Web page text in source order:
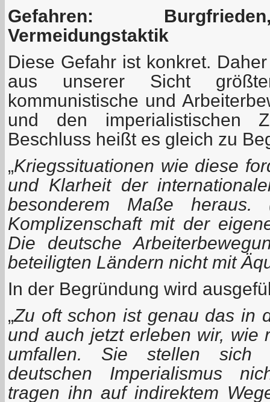
Gefahren:
Vermeidungstaktik
Diese Gefahr ist konkret.
aus unserer Sicht
kommunistische und
und den imperialistischen
Beschluss heißt es gleich zu
„Kriegssituationen wie diese
und Klarheit der
besonderem Maße
Komplizenschaft mit der
Die deutsche
beteiligten Ländern nicht mit
In der Begründung wird
„Zu oft schon ist genau das in
und auch jetzt erleben wir, wie
umfallen. Sie stellen sich
deutschen Imperialismus
tragen ihn auf indirektem